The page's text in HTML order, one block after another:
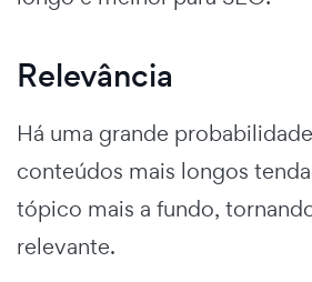
Relevância
Há uma grande
conteúdos mais longos
tópico mais a fundo,
relevante.